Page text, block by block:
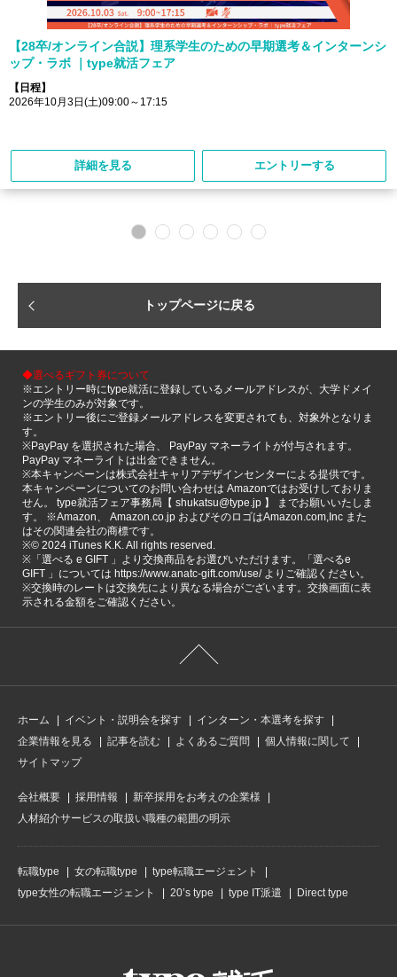
【28卒/オンライン合説】理系学生のための早期選考＆インターンシ
ップ・ラボ ｜type就活フェア
【日程】
2026年10月3日(土)09:00～17:15
詳細を見る エントリーする
トップページに戻る
◆選べるギフト券について
※エントリー時にtype就活に登録しているメールアドレスが、大学ドメイ
ンの学生のみが対象です。
※エントリー後にご登録メールアドレスを変更されても、対象外となりま
す。
※PayPay を選択された場合、 PayPay マネーライトが付与されます。
PayPay マネーライトは出金できません。
※本キャンペーンは株式会社キャリアデザインセンターによる提供です。
本キャンペーンについてのお問い合わせは Amazonではお受けしておりま
せん。 type就活フェア事務局【 shukatsu@type.jp 】 までお願いいたしま
す。 ※Amazon、 Amazon.co.jp およびそのロゴはAmazon.com,Inc また
はその関連会社の商標です。
※©️ 2024 iTunes K.K. All rights reserved.
※「選べる e GIFT 」より交換商品をお選びいただけます。「選べるe
GIFT 」については https://www.anatc-gift.com/use/ よりご確認ください。
※交換時のレートは交換先により異なる場合がございます。交換画面に表
示される金額をご確認ください。
ホーム イベント・説明会を探す
インターン・本選考を探す
企業情報を見る
記事を読む よくあるご質問
個人情報に関して
サイトマップ
会社概要 採用情報
新卒採用をお考えの企業様
人材紹介サービスの取扱い職種の範囲の明示
転職type 女の転職type
type転職エージェント
type女性の転職エージェント
20’s type type IT派遣 Direct type